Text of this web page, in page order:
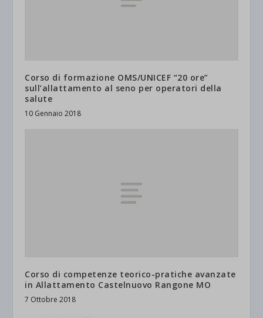
Corso di formazione OMS/UNICEF “20 ore”
sull’allattamento al seno per operatori della
salute
10 Gennaio 2018
Corso di competenze teorico-pratiche avanzate
in Allattamento Castelnuovo Rangone MO
7 Ottobre 2018